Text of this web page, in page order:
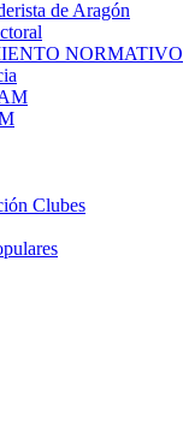
de Aragón
NORMATIVO
Clubes